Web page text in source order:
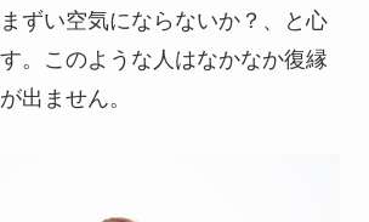
ずい空気にならないか？、と心
。このような人はなかなか復縁
出ません。